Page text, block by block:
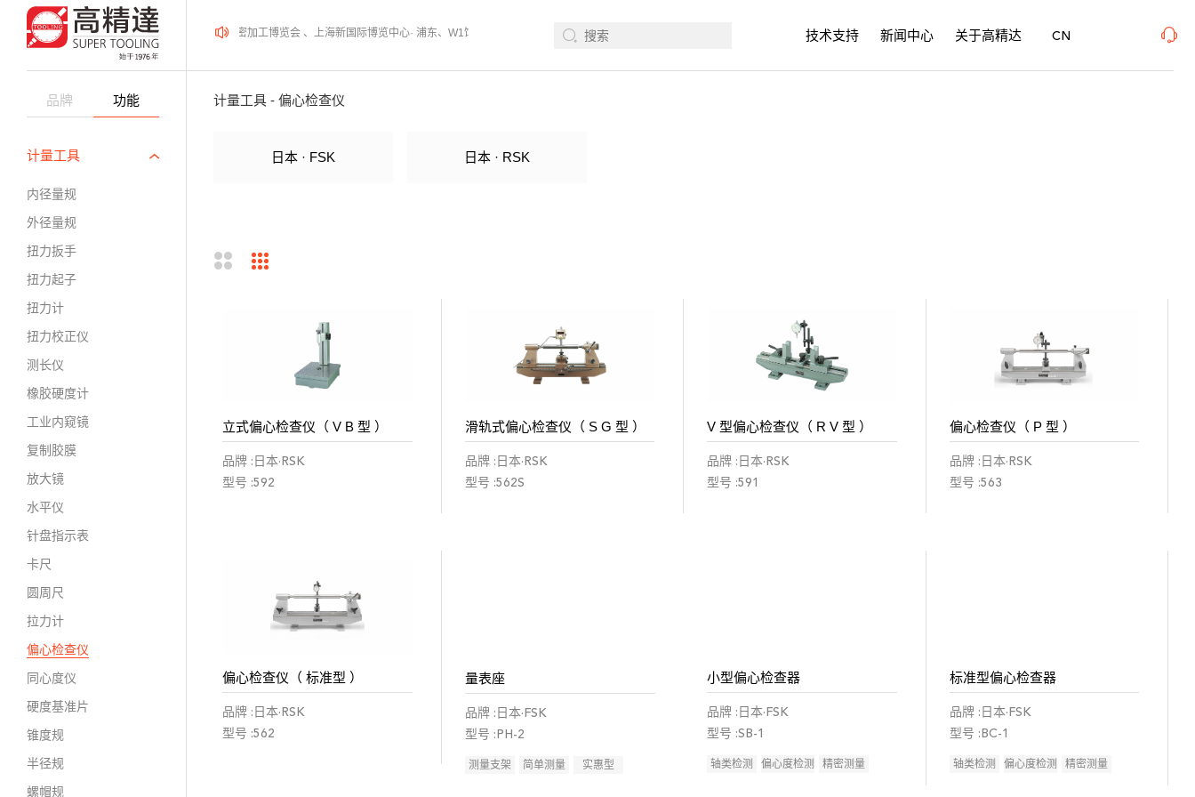
品牌 功能
计量工具
内径量规
外径量规
扭力扳手
扭力起子
扭力计
扭力校正仪
测长仪
橡胶硬度计
工业内窥镜
复制胶膜
放大镜
水平仪
针盘指示表
卡尺
圆周尺
拉力计
偏心检查仪
同心度仪
硬度基准片
锥度规
半径规
螺帽规
2026年08月12-14日、SurfacePME 表面精密加工博览会 、上海新国际博览中心· 浦东、W1馆E21 、欢迎莅临指导 2026年08月12-14日、SurfacePME 表面精密加工博览会 、上海新国际博览中心· 浦东、W1馆E21 、欢迎莅临指导 2026
技术支持 新闻中心 关于高精达 CN
计量工具 - 偏心检查仪
日本 · FSK 日本 · RSK
立式偏心检查仪（ V B 型 ）
品牌 :日本·RSK
型号 :592
滑轨式偏心检查仪（ S G 型 ）
品牌 :日本·RSK
型号 :562S
V 型偏心检查仪（ R V 型 ）
品牌 :日本·RSK
型号 :591
偏心检查仪（ P 型 ）
品牌 :日本·RSK
型号 :563
偏心检查仪（ 标准型 ）
品牌 :日本·RSK
型号 :562
量表座
品牌 :日本·FSK
型号 :PH-2
测量支架 简单测量 实惠型
小型偏心检查器
品牌 :日本·FSK
型号 :SB-1
轴类检测 偏心度检测 精密测量
标准型偏心检查器
品牌 :日本·FSK
型号 :BC-1
轴类检测 偏心度检测 精密测量